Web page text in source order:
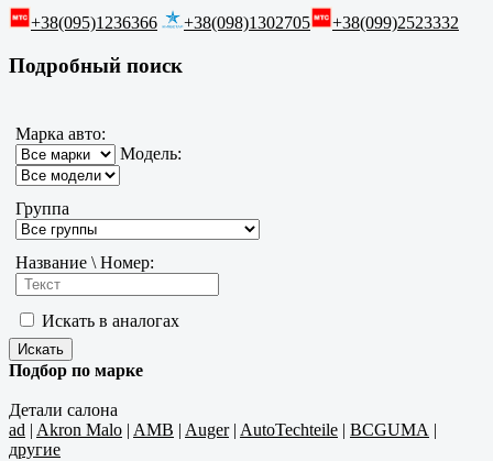
+38(095)1236366 +38(098)1302705 +38(099)2523332
Подробный поиск
Марка авто:
Модель:
Группа
Название \ Номер:
Искать в аналогах
Подбор по марке
Детали салона
ad | Akron Malo | AMB | Auger| AutoTechteile | BCGUMA |
другие